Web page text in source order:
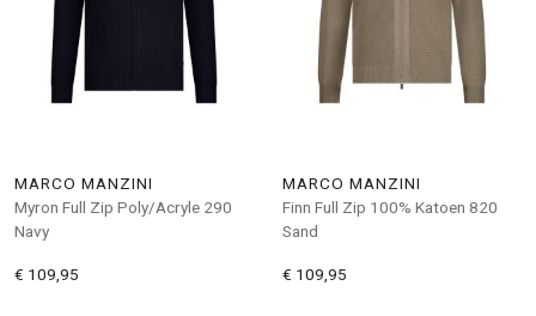
MARCO MANZINI
Myron Full Zip Poly/Acryle 290
Navy
€ 109,95
MARCO MANZINI
Finn Full Zip 100% Katoen 820
Sand
€ 109,95